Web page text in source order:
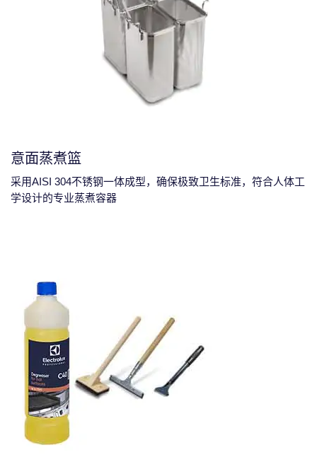
意面蒸煮篮
采用AISI 304不锈钢一体成型，确保极致卫生标准，符合人体工
学设计的专业蒸煮容器